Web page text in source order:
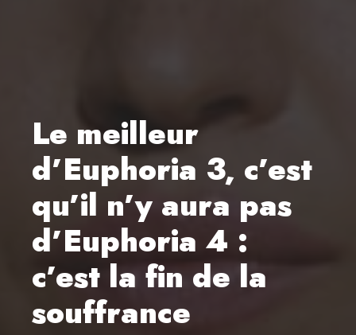
Le meilleur
d’Euphoria 3, c’est
qu’il n’y aura pas
d’Euphoria 4 :
c’est la fin de la
souffrance